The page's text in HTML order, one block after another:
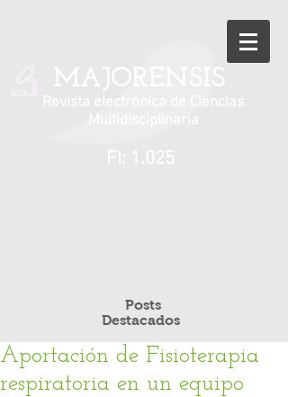
MAJORENSIS
Posts
Destacados
Aportación de Fisioterapia
respiratoria en un equipo